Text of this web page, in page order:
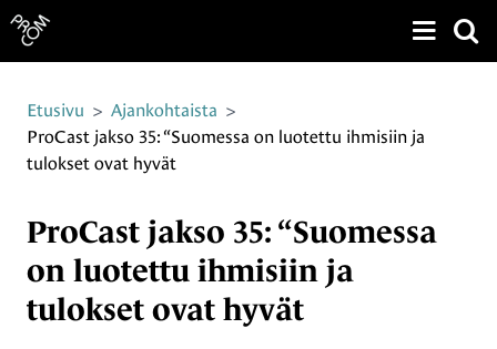
Näytä
Etusivu > Ajankohtaista >
ProCast jakso 35: “Suomessa on luotettu ihmisiin ja
tulokset ovat hyvät
ProCast jakso 35: “Suomessa
on luotettu ihmisiin ja
tulokset ovat hyvät